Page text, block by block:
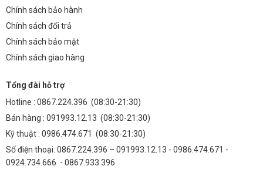
Chính sách bảo hành
Chính sách đổi trả
Chính sách bảo mật
Chính sách giao hàng
Tổng đài hỗ trợ
Hotline : 0867.224.396 (08:30-21:30)
Bán hàng : 091993.12.13 (08:30-21:30)
Kỹ thuật : 0986.474.671 (08:30-21:30)
Số điện thoại: 0867.224.396 – 091993.12.13 - 0986.474.671 -
0924.734.666 - 0867.933.396